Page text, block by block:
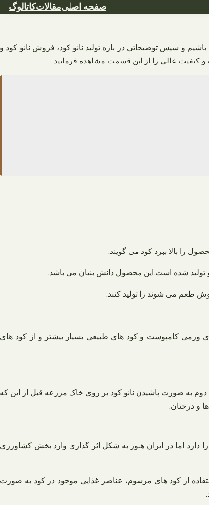
صفحه اصلیمقالاتکاتالوگ
و سپس توضیحاتی در باره تولید نانو کود، فروش نانو کود و
عالی را از این قسمت مشاهده فرمایید.
را بالا ببرد کود می گویند.
تولید شده است.این محصول دانش بنیان می باشد.
طعم می شوند را تولید کنند.
ورمی کامپوست و کود های طبیعی بسیار بیشتر و از کود های
به صورت پاشیدن نانو کود بر روی خاک مزرعه قبل از این که
و درختان.
دارد اما در ایران هنوز به شکل اثر گذاری وارد بخش کشاورزی
از کود های مرسوم، عناصر غذایی موجود در کود به صورت